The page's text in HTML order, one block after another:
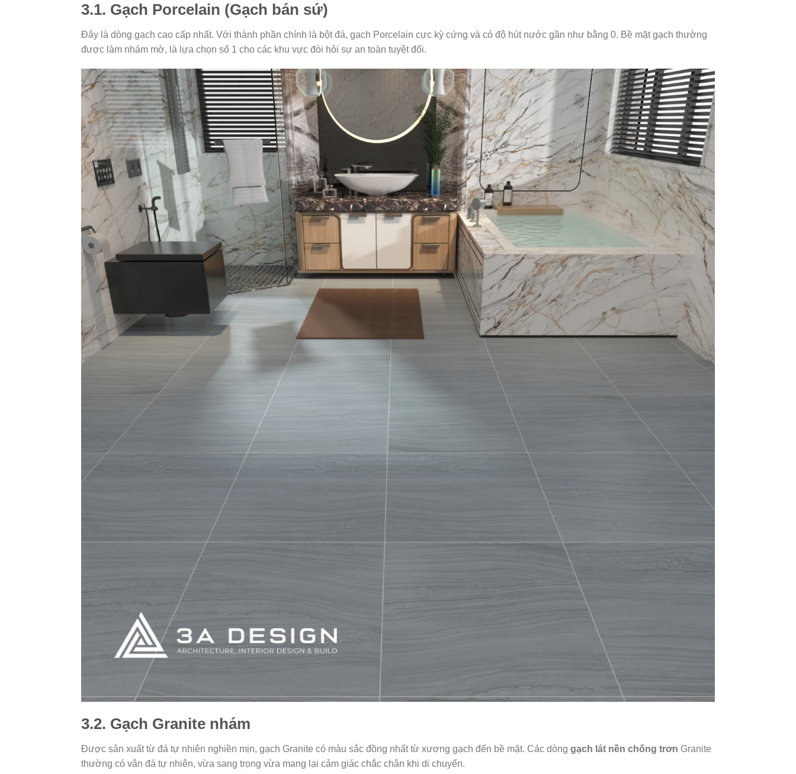
3.1. Gạch Porcelain (Gạch bán sứ)
Đây là dòng gạch cao cấp nhất. Với thành phần chính là bột đá, gạch Porcelain cực kỳ cứng và có độ hút nước gần như bằng 0. Bề mặt gạch thường
được làm nhám mờ, là lựa chọn số 1 cho các khu vực đòi hỏi sự an toàn tuyệt đối.
3.2. Gạch Granite nhám
Được sản xuất từ đá tự nhiên nghiền mịn, gạch Granite có màu sắc đồng nhất từ xương gạch đến bề mặt. Các dòng gạch lát nền chống trơn Granite
thường có vân đá tự nhiên, vừa sang trọng vừa mang lại cảm giác chắc chân khi di chuyển.